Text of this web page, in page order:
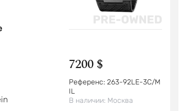
7200 $
Референс: 263-92LE-3C/M
IL
В наличии: Москва